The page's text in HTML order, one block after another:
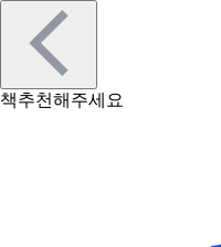
책추천해주세요